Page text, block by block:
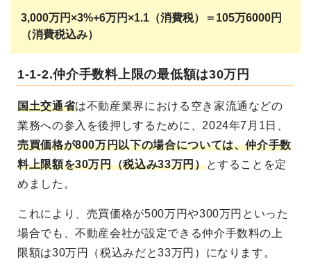
3,000万円×3%+6万円×1.1（消費税）＝105万6000円
（消費税込み）
1-1-2.仲介手数料上限の最低額は30万円
国土交通省は不動産業界における空き家流通などの
業務への参入を後押しするために、2024年7月1日、
売買価格が800万円以下の場合については、仲介手数
料上限額を30万円（税込み33万円）とすることを定
めました。
これにより、売買価格が500万円や300万円といった
場合でも、不動産会社が設定できる仲介手数料の上
限額は30万円（税込みだと33万円）になります。